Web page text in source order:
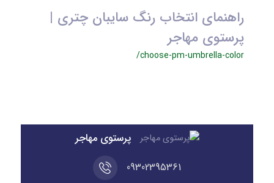
راهنمای انتخاب رنگ سایبان چتری |
پرستوی مهاجر
/choose-pm-umbrella-color
پرستوی مهاجر
09302395361